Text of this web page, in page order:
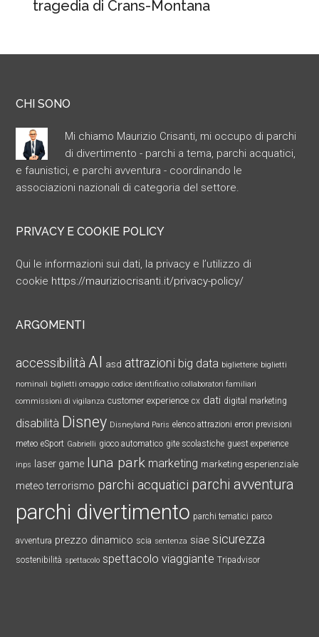
tragedia di Crans-Montana
CHI SONO
Mi chiamo Maurizio Crisanti, mi occupo di parchi
di divertimento - parchi a tema, parchi acquatici,
e faunistici, e parchi avventura - coordinando le
associazioni nazionali di categoria del settore.
PRIVACY E COOKIE POLICY
Qui le informazioni sui dati, la privacy e l’utilizzo di
cookie https://mauriziocrisanti.it/privacy-policy/
ARGOMENTI
accessibilità AI asd attrazioni big data biglietterie biglietti
nominali biglietti omaggio codice identificativo collaboratori familiari
commissioni di vigilanza customer experience cx dati digital marketing
disabilità Disney Disneyland Paris elenco attrazioni errori previsioni
meteo eSport Gabrielli gioco automatico gite scolastiche guest experience
inps laser game luna park marketing marketing esperienziale
meteo terrorismo parchi acquatici parchi avventura
parchi divertimento parchi tematici parco
avventura prezzo dinamico scia sentenza siae sicurezza
sostenibilità spettacolo spettacolo viaggiante Tripadvisor